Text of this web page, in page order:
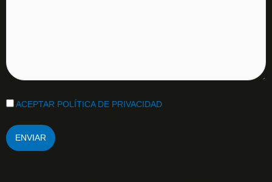
ACEPTAR POLÍTICA DE PRIVACIDAD